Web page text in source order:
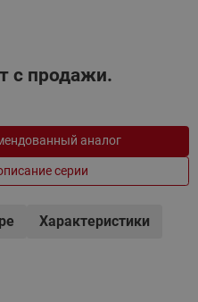
с продажи.
аналог
серии
Характеристики